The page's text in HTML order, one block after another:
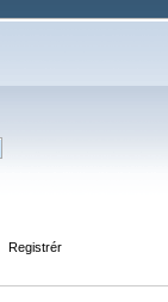
Registrér